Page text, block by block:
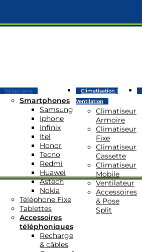
Téléphonie
Smartphones
Samsung
Iphone
Infinix
Itel
Honor
Tecno
Redmi
Huawei
Astech
Nokia
Téléphone Fixe
Tablettes
Accessoires
téléphoniques
Recharge
& câbles
Climatisation |
Ventilation
Climatiseur
Armoire
Climatiseur
Fixe
Climatiseur
Cassette
Climatiseur
Mobile
Ventilateur
Accessoires
& Pose
Split